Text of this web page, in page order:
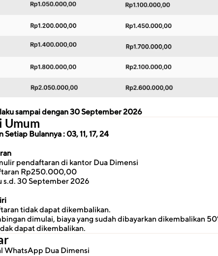
sampai dengan 30 September 2026
Umum
Bulannya : 03, 11, 17, 24
pendaftaran di kantor Dua Dimensi
Rp250.000,00
s.d. 30 September 2026
tidak dapat dikembalikan.
dimulai, biaya yang sudah dibayarkan dikembalikan
dapat dikembalikan.
WhatsApp Dua Dimensi